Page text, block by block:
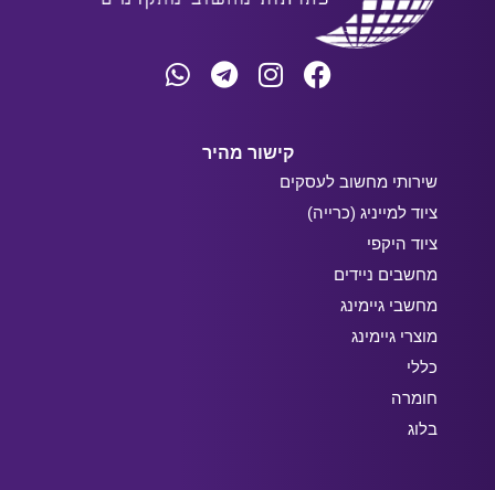
קישור מהיר
שירותי מחשוב לעסקים
ציוד למייניג (כרייה)
ציוד היקפי
מחשבים ניידים
מחשבי גיימינג
מוצרי גיימינג
כללי
חומרה
בלוג